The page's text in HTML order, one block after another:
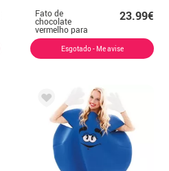
Fato de
chocolate
vermelho para
criança
23.99€
Esgotado - Me avise